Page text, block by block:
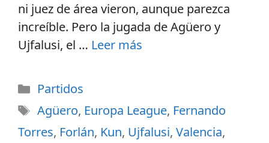
ni juez de área vieron, aunque parezca
increíble. Pero la jugada de Agüero y
Ujfalusi, el … Leer más
Partidos
Agüero, Europa League, Fernando
Torres, Forlán, Kun, Ujfalusi, Valencia,